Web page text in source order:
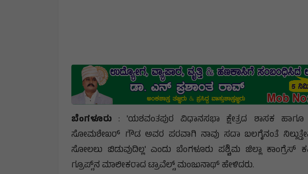
ಬೆಂಗಳೂರು : 'ಯಶವಂತಪುರ ವಿಧಾನಸಭಾ ಕ್ಷೇತ್ರದ ಶಾಸಕ
ಸೋಮಶೇಖರ್ ಗೌಡ ಅವರ ಪರವಾಗಿ ನಾವು ಸದಾ ಬಲಗೈನಂತೆ
ಸೋಲಲು ಬಿಡುವುದಿಲ್ಲ' ಎಂದು ಬೆಂಗಳೂರು ಪಶ್ಚಿಮ ಜಿಲ್ಲಾ
ಗ್ರೂಪ್ಸ್‌ನ ಮಾಲೀಕರಾದ ಟ್ರಾವೆಲ್ಸ್ ಮಂಜುನಾಥ್ ಹೇಳಿದರು.